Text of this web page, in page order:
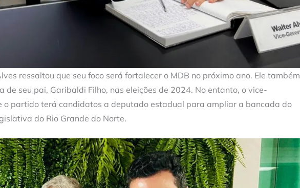
ressaltou que seu foco será fortalecer o MDB no próximo ano. Ele também
de seu pai, Garibaldi Filho, nas eleições de 2024. No entanto, o vice-
o partido terá candidatos a deputado estadual para ampliar a bancada do
do Rio Grande do Norte.